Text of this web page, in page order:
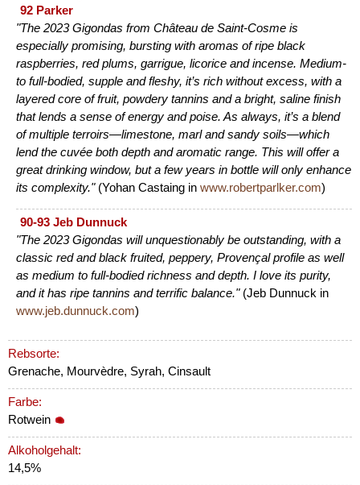
92 Parker
"The 2023 Gigondas from Château de Saint-Cosme is
especially promising, bursting with aromas of ripe black
raspberries, red plums, garrigue, licorice and incense. Medium-
to full-bodied, supple and fleshy, it’s rich without excess, with a
layered core of fruit, powdery tannins and a bright, saline finish
that lends a sense of energy and poise. As always, it’s a blend
of multiple terroirs—limestone, marl and sandy soils—which
lend the cuvée both depth and aromatic range. This will offer a
great drinking window, but a few years in bottle will only enhance
its complexity."(Yohan Castaing in www.robertparlker.com)
90-93 Jeb Dunnuck
"The 2023 Gigondas will unquestionably be outstanding, with a
classic red and black fruited, peppery, Provençal profile as well
as medium to full-bodied richness and depth. I love its purity,
and it has ripe tannins and terrific balance."(Jeb Dunnuck in
www.jeb.dunnuck.com)
Rebsorte:
Grenache, Mourvèdre, Syrah, Cinsault
Farbe:
Rotwein
Alkoholgehalt:
14,5%